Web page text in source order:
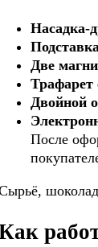
Насадка-
Две
Двойной
После